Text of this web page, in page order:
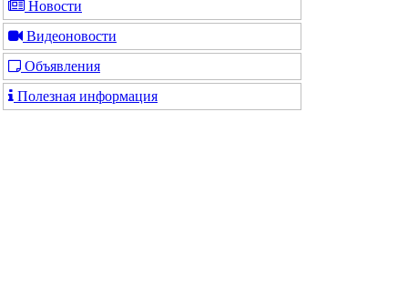
Новости
Видеоновости
Объявления
Полезная информация